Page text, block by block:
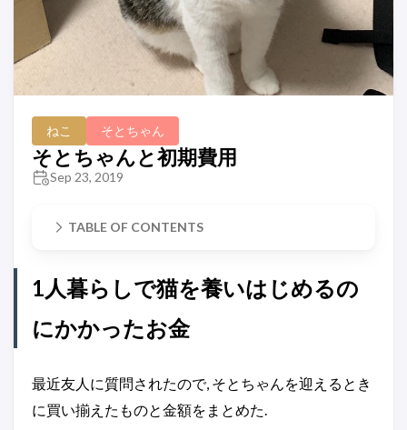
ねこ そとちゃん
そとちゃんと初期費用
Sep 23, 2019
TABLE OF CONTENTS
1人暮らしで猫を養いはじめるの
にかかったお金
最近友人に質問されたので, そとちゃんを迎えるとき
に買い揃えたものと金額をまとめた.